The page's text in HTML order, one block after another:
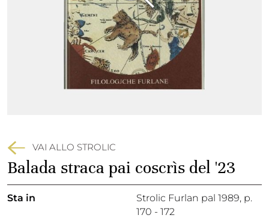
VAI ALLO STROLIC
Balada straca pai coscrìs del '23
Sta in Strolic Furlan pal 1989, p.
170 - 172